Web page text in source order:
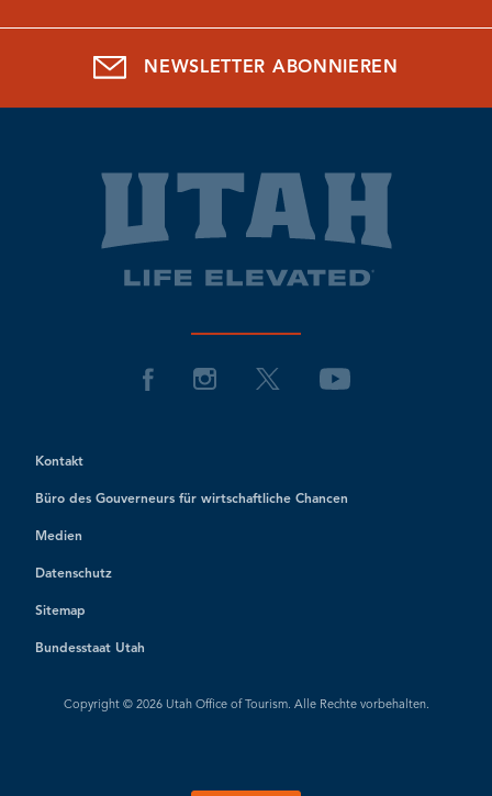
NEWSLETTER ABONNIEREN
Kontakt
Büro des Gouverneurs für wirtschaftliche Chancen
Medien
Datenschutz
Sitemap
Bundesstaat Utah
Copyright © 2026 Utah Office of Tourism. Alle Rechte vorbehalten.